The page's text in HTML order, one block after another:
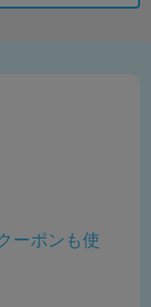
ーポンも使